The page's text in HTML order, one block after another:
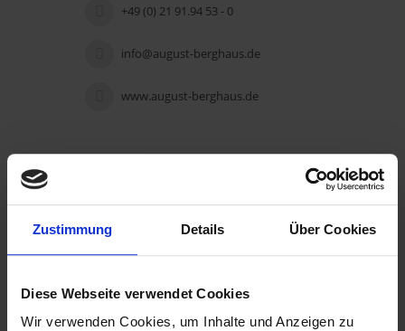
Zustimmung Details Über Cookies
Diese Webseite verwendet Cookies
Wir verwenden Cookies, um Inhalte und Anzeigen zu
+49 (0) 21 91.94 53 - 0
info@august-berghaus.de
www.august-berghaus.de